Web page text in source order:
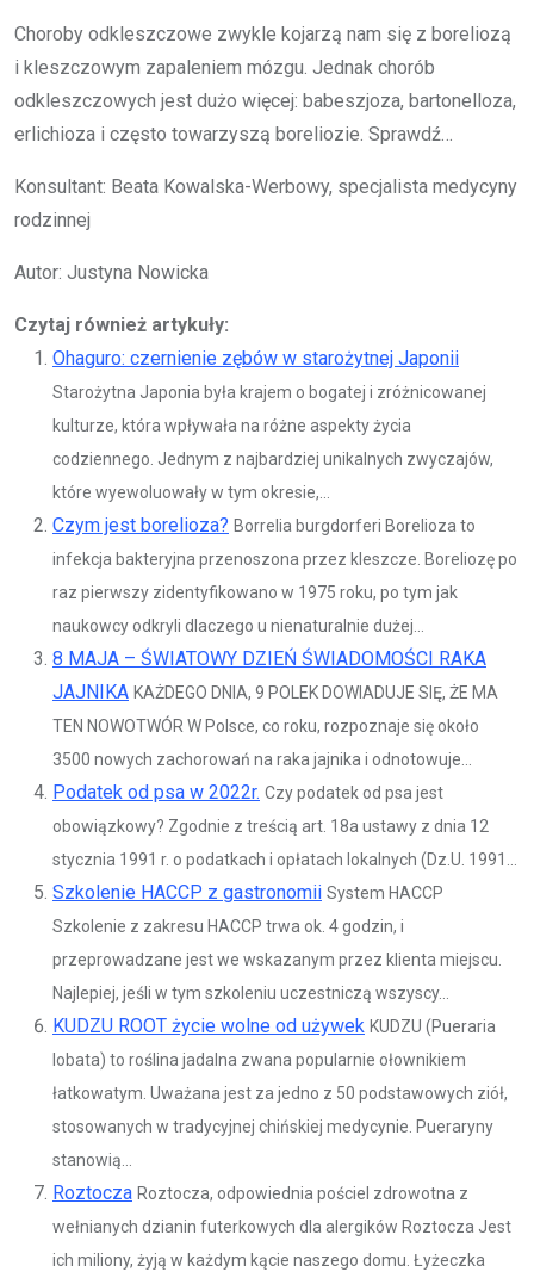
Choroby odkleszczowe zwykle kojarzą nam się z boreliozą
i kleszczowym zapaleniem mózgu. Jednak chorób
odkleszczowych jest dużo więcej: babeszjoza, bartonelloza,
erlichioza i często towarzyszą boreliozie. Sprawdź…
Konsultant: Beata Kowalska-Werbowy, specjalista medycyny
rodzinnej
Autor: Justyna Nowicka
Czytaj również artykuły:
Ohaguro: czernienie zębów w starożytnej Japonii
Starożytna Japonia była krajem o bogatej i zróżnicowanej
kulturze, która wpływała na różne aspekty życia
codziennego. Jednym z najbardziej unikalnych zwyczajów,
które wyewoluowały w tym okresie,...
Czym jest borelioza? Borrelia burgdorferi Borelioza to
infekcja bakteryjna przenoszona przez kleszcze. Boreliozę po
raz pierwszy zidentyfikowano w 1975 roku, po tym jak
naukowcy odkryli dlaczego u nienaturalnie dużej...
8 MAJA – ŚWIATOWY DZIEŃ ŚWIADOMOŚCI RAKA
JAJNIKA KAŻDEGO DNIA, 9 POLEK DOWIADUJE SIĘ, ŻE MA
TEN NOWOTWÓR W Polsce, co roku, rozpoznaje się około
3500 nowych zachorowań na raka jajnika i odnotowuje...
Podatek od psa w 2022r. Czy podatek od psa jest
obowiązkowy? Zgodnie z treścią art. 18a ustawy z dnia 12
stycznia 1991 r. o podatkach i opłatach lokalnych (Dz.U. 1991...
Szkolenie HACCP z gastronomii System HACCP
Szkolenie z zakresu HACCP trwa ok. 4 godzin, i
przeprowadzane jest we wskazanym przez klienta miejscu.
Najlepiej, jeśli w tym szkoleniu uczestniczą wszyscy...
KUDZU ROOT życie wolne od używek KUDZU (Pueraria
lobata) to roślina jadalna zwana popularnie ołownikiem
łatkowatym. Uważana jest za jedno z 50 podstawowych ziół,
stosowanych w tradycyjnej chińskiej medycynie. Pueraryny
stanowią...
Roztocza Roztocza, odpowiednia pościel zdrowotna z
wełnianych dzianin futerkowych dla alergików Roztocza Jest
ich miliony, żyją w każdym kącie naszego domu. Łyżeczka